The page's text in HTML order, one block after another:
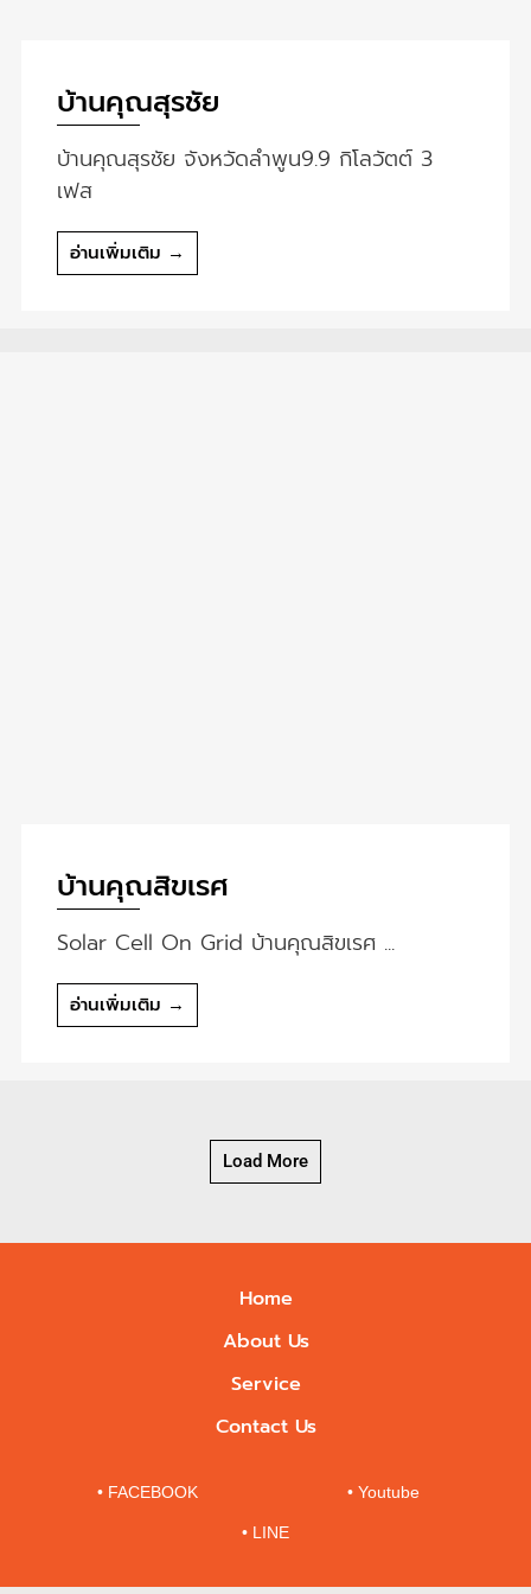
บ้านคุณสุรชัย
บ้านคุณสุรชัย จังหวัดลำพูน9.9 กิโลวัตต์ 3
เฟส
อ่านเพิ่มเติม →
บ้านคุณสิขเรศ
Solar Cell On Grid บ้านคุณสิขเรศ ...
อ่านเพิ่มเติม →
Load More
Home
About Us
Service
Contact Us
• FACEBOOK • Youtube
• LINE